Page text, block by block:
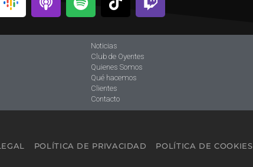
Noticias
Club de Oyentes
Quienes Somos
Qué hacemos
Clientes
Contacto
POLÍTICA DE PRIVACIDAD POLÍTICA DE COOKIES